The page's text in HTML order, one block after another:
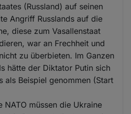
(Russland) auf seinen
Angriff Russlands auf die
diese zum Vasallenstaat
war an Frechheit und
zu überbieten. Im Ganzen
hätte der Diktator Putin sich
als Beispiel genommen (Start
NATO müssen die Ukraine